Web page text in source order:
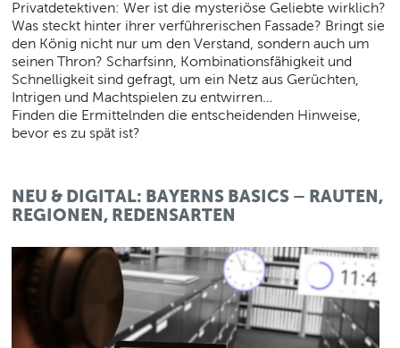
Privatdetektiven: Wer ist die mysteriöse Geliebte wirklich?
Was steckt hinter ihrer verführerischen Fassade? Bringt sie
den König nicht nur um den Verstand, sondern auch um
seinen Thron? Scharfsinn, Kombinationsfähigkeit und
Schnelligkeit sind gefragt, um ein Netz aus Gerüchten,
Intrigen und Machtspielen zu entwirren…
Finden die Ermittelnden die entscheidenden Hinweise,
bevor es zu spät ist?
NEU & DIGITAL: BAYERNS BASICS – RAUTEN,
REGIONEN, REDENSARTEN